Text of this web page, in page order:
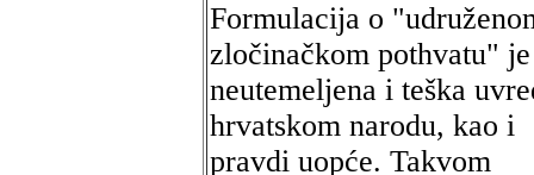
Formulacija o
zločinačkom pothvatu" je
neutemeljena i teška
hrvatskom narodu, kao i
pravdi uopće. Takvom